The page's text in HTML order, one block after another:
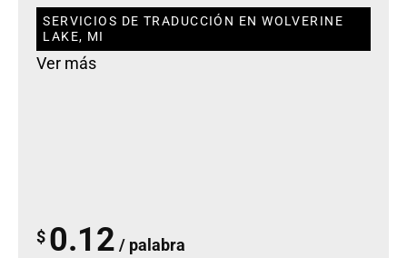
SERVICIOS DE TRADUCCIÓN EN WOLVERINE
LAKE, MI
Ver más
$ 0.12 / palabra